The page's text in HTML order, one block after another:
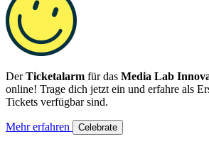
DerTicketalarm für das Media Lab
online! Trage dich jetzt ein und erfahre als
Tickets verfügbar sind.
Mehr erfahren Celebrate